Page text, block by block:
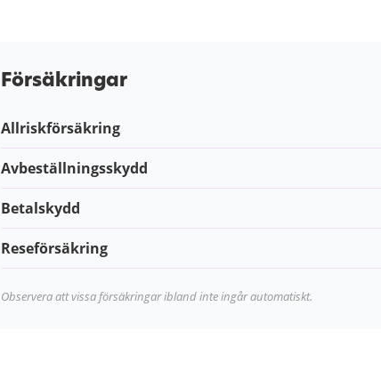
Försäkringar
Allriskförsäkring
Avbeställningsskydd
Betalskydd
Reseförsäkring
Observera att vissa försäkringar ibland inte ingår automatiskt.